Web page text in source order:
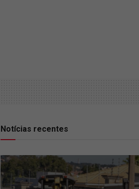
Notícias recentes